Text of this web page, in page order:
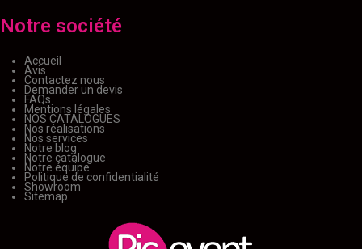
Notre société
Accueil
Avis
Contactez nous
Demander un devis
FAQs
Mentions légales
NOS CATALOGUES
Nos réalisations
Nos services
Notre blog
Notre catalogue
Notre équipe
Politique de confidentialité
Showroom
Sitemap